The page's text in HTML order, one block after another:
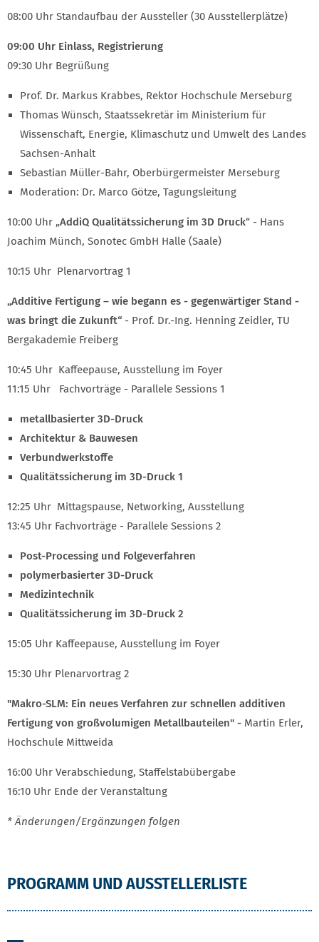
08:00 Uhr Standaufbau der Aussteller (30 Ausstellerplätze)
09:00 Uhr Einlass, Registrierung
09:30 Uhr Begrüßung
Prof. Dr. Markus Krabbes, Rektor Hochschule Merseburg
Thomas Wünsch, Staatssekretär im Ministerium für
Wissenschaft, Energie, Klimaschutz und Umwelt des Landes
Sachsen-Anhalt
Sebastian Müller-Bahr, Oberbürgermeister Merseburg
Moderation: Dr. Marco Götze, Tagungsleitung
10:00 Uhr „AddiQ Qualitätssicherung im 3D Druck“ - Hans
Joachim Münch, Sonotec GmbH Halle (Saale)
10:15 Uhr Plenarvortrag 1
„Additive Fertigung – wie begann es - gegenwärtiger Stand -
was bringt die Zukunft“ - Prof. Dr.-Ing. Henning Zeidler, TU
Bergakademie Freiberg
10:45 Uhr Kaffeepause, Ausstellung im Foyer
11:15 Uhr Fachvorträge - Parallele Sessions 1
metallbasierter 3D-Druck
Architektur & Bauwesen
Verbundwerkstoffe
Qualitätssicherung im 3D-Druck 1
12:25 Uhr Mittagspause, Networking, Ausstellung
13:45 Uhr Fachvorträge - Parallele Sessions 2
Post-Processing und Folgeverfahren
polymerbasierter 3D-Druck
Medizintechnik
Qualitätssicherung im 3D-Druck 2
15:05 Uhr Kaffeepause, Ausstellung im Foyer
15:30 Uhr Plenarvortrag 2
"Makro-SLM: Ein neues Verfahren zur schnellen additiven
Fertigung von großvolumigen Metallbauteilen" - Martin Erler,
Hochschule Mittweida
16:00 Uhr Verabschiedung, Staffelstabübergabe
16:10 Uhr Ende der Veranstaltung
* Änderungen/Ergänzungen folgen
PROGRAMM UND AUSSTELLERLISTE